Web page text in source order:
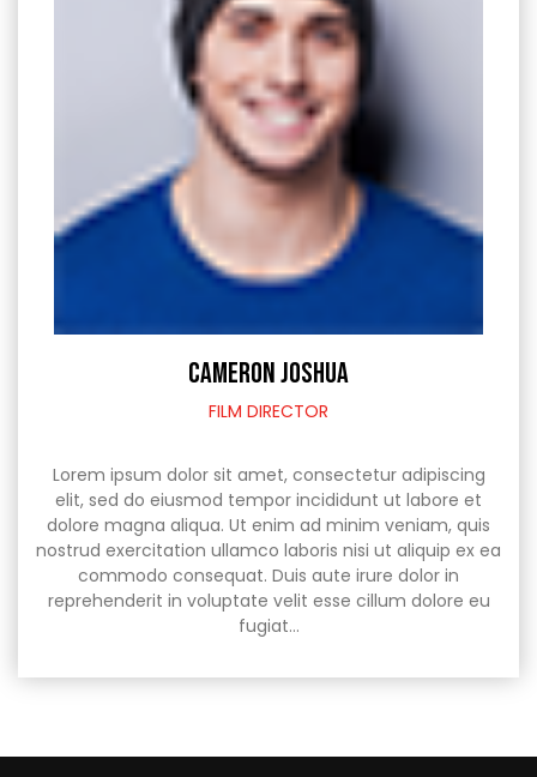
CAMERON JOSHUA
FILM DIRECTOR
Lorem ipsum dolor sit amet, consectetur adipiscing
elit, sed do eiusmod tempor incididunt ut labore et
dolore magna aliqua. Ut enim ad minim veniam, quis
nostrud exercitation ullamco laboris nisi ut aliquip ex ea
commodo consequat. Duis aute irure dolor in
reprehenderit in voluptate velit esse cillum dolore eu
fugiat…